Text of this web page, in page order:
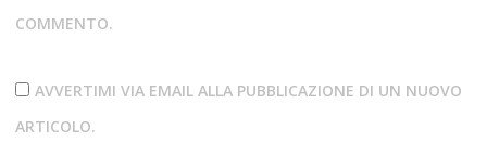
COMMENTO.
AVVERTIMI VIA EMAIL ALLA PUBBLICAZIONE DI UN NUOVO
ARTICOLO.